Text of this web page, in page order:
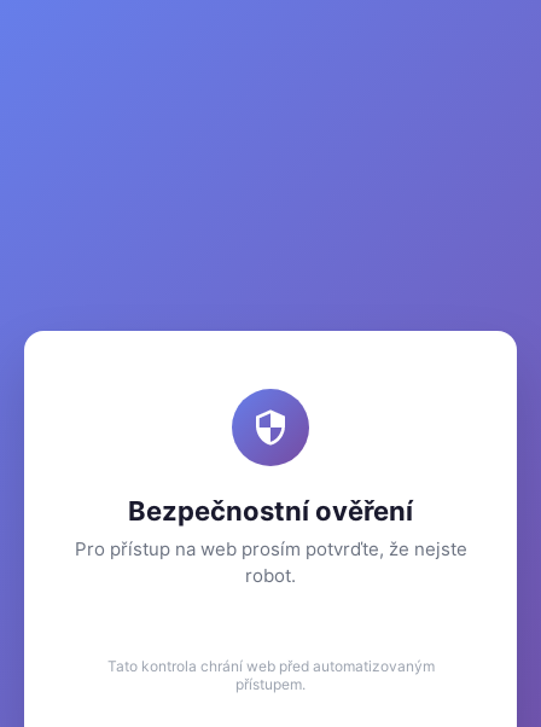
Bezpečnostní ověření
Pro přístup na web prosím potvrďte, že nejste
robot.
Tato kontrola chrání web před automatizovaným
přístupem.